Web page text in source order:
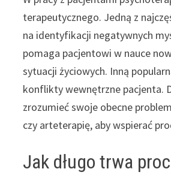
terapeutycznego. Jedną z
na identyfikacji negatywnych
pomaga pacjentowi w nauce
sytuacji życiowych. Inną
konflikty wewnętrzne pacjenta.
zrozumieć swoje obecne
czy arteterapię, aby wspierać
Jak długo trwa